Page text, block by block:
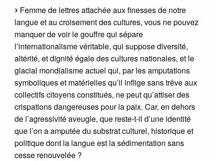
Femme de lettres attachée aux finesses de notre
langue et au croisement des cultures, vous ne pouvez
manquer de voir le gouffre qui sépare
l’internationalisme véritable, qui suppose diversité,
altérité, et dignité égale des cultures nationales, et le
glacial mondialisme actuel qui, par les amputations
symboliques et matérielles qu’il inflige sans trêve aux
collectifs citoyens constitués, ne peut qu’attiser des
crispations dangereuses pour la paix. Car, en dehors
de l’agressivité aveugle, que reste-t-il d’une identité
que l’on a amputée du substrat culturel, historique et
politique dont la langue est la sédimentation sans
cesse renouvelée ?